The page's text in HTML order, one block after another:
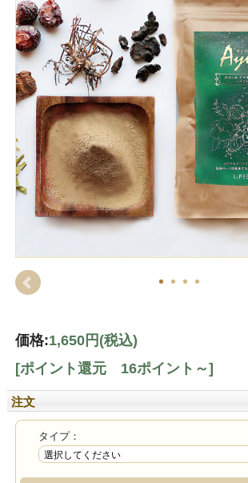
価格:1,650円 (税込)
[ポイント還元 16ポイント～]
注文
タイプ：